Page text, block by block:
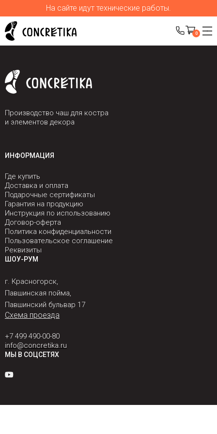
На сайте идут технические работы.
0
Производство чаш для костра
и элементов декора
ИНФОРМАЦИЯ
Где купить
Доставка и оплата
Подарочные сертификаты
Гарантия на продукцию
Инструкция по использованию
Договор-оферта
Политика конфиденциальности
Пользовательское соглашение
Реквизиты
ШОУ-РУМ
г. Красногорск,
Павшинская пойма,
Павшинский бульвар 17
Схема проезда
+7 499 490-00-80
info@concretika.ru
МЫ В СОЦСЕТЯХ